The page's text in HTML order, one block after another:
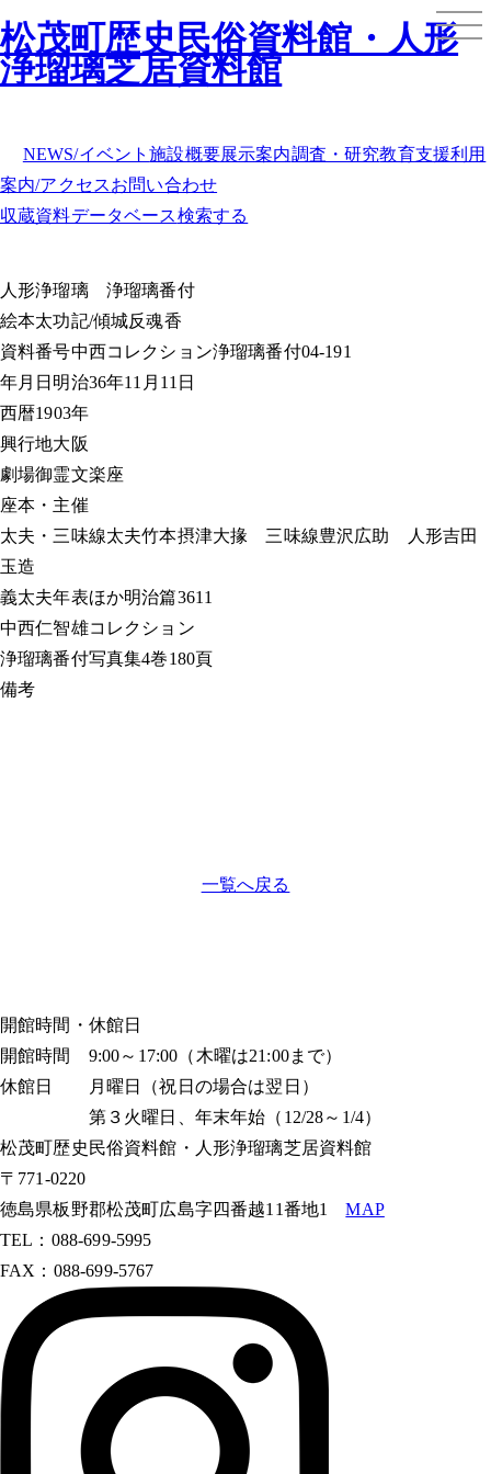
松茂町歴史民俗資料館・人形
浄瑠璃芝居資料館
NEWS/イベント施設概要展示案内調査・研究教育支援利用
案内/アクセスお問い合わせ
収蔵資料データベース検索する
人形浄瑠璃浄瑠璃番付
絵本太功記/傾城反魂香
資料番号中西コレクション浄瑠璃番付04-191
年月日 明治36年11月11日
西暦1903年
興行地大阪
劇場御霊文楽座
座本・主催
太夫・三味線太夫竹本摂津大掾 三味線豊沢広助 人形吉田
玉造
義太夫年表ほか明治篇3611
中西仁智雄コレクション
浄瑠璃番付写真集4巻180頁
備考
一覧へ戻る
開館時間・休館日
開館時間 9:00～17:00（木曜は21:00まで）
休館日 月曜日（祝日の場合は翌日）
第３火曜日、年末年始（12/28～1/4）
松茂町歴史民俗資料館・人形浄瑠璃芝居資料館
〒771-0220
徳島県板野郡松茂町広島字四番越11番地1MAP
TEL：088-699-5995
FAX：088-699-5767